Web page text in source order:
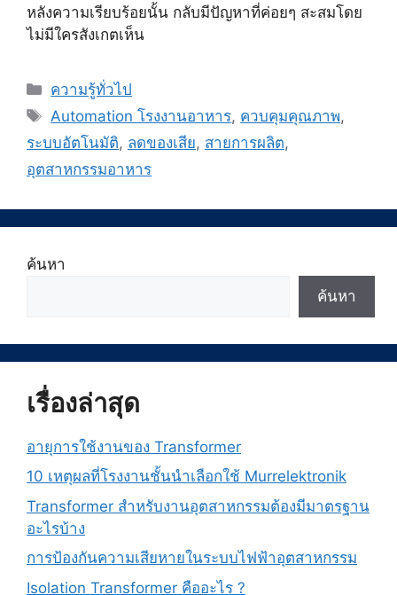
หลังความเรียบร้อยนั้น กลับมีปัญหาที่ค่อยๆ สะสมโดย
ไม่มีใครสังเกตเห็น
Categories
ความรู้ทั่วไป
Tags
Automation โรงงานอาหาร, ควบคุมคุณภาพ,
ระบบอัตโนมัติ, ลดของเสีย, สายการผลิต,
อุตสาหกรรมอาหาร
ค้นหา
ค้นหา
เรื่องล่าสุด
อายุการใช้งานของ Transformer
10 เหตุผลที่โรงงานชั้นนำเลือกใช้ Murrelektronik
Transformer สำหรับงานอุตสาหกรรมต้องมีมาตรฐาน
อะไรบ้าง
การป้องกันความเสียหายในระบบไฟฟ้าอุตสาหกรรม
Isolation Transformer คืออะไร ?